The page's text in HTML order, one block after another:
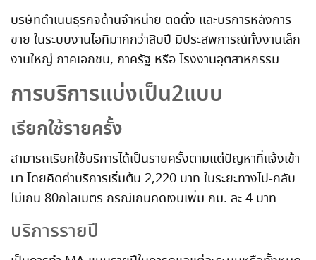
บริษัทดำเนินธุรกิจด้านจำหน่าย ติดตั้ง และบริการหลังการ
ขาย ในระบบงานไอทีมากกว่าสิบปี มีประสพการณ์ทั้งงานเล็ก
งานใหญ่ ภาคเอกชน, ภาครัฐ หรือ โรงงานอุตสาหกรรม
การบริการแบ่งเป็น2แบบ
เรียกใช้รายครั้ง
สามารถเรียกใช้บริการได้เป็นรายครั้งตามแต่ปัญหาที่แจ้งเข้า
มา โดยคิดค่าบริการเริ่มต้น 2,220 บาท ในระยะทางไป-กลับ
ไม่เกิน 80กิโลเมตร กรณีเกินคิดเงินเพิ่ม กม. ละ 4 บาท
บริการรายปี